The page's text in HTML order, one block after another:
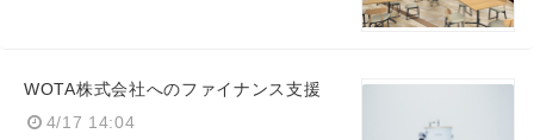
WOTA株式会社へのファイナンス支援
4/17 14:04